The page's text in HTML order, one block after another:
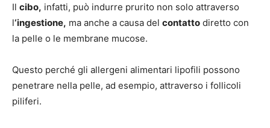
Il cibo, infatti, può indurre prurito non solo attraverso
l‘ingestione, ma anche a causa del contatto diretto con
la pelle o le membrane mucose.
Questo perché gli allergeni alimentari lipofili possono
penetrare nella pelle, ad esempio, attraverso i follicoli
piliferi.